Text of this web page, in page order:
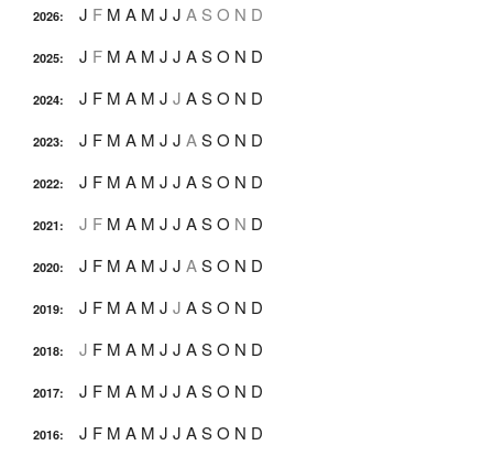
2026: J F M A M J J A S O N D
2025: J F M A M J J ASO N D
2024: J F M A M J J ASO N D
2023: J F M A M J J ASO N D
2022: J F M A M J J ASO N D
2021: J F M A M J J ASO N D
2020: J F M A M J J ASO N D
2019: J F M A M J J ASO N D
2018: J F M A M J J ASO N D
2017: J F M A M J J ASO N D
2016: J F M A M J J ASO N D